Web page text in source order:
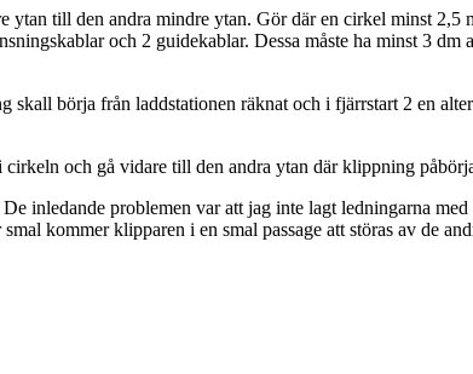
till den andra mindre ytan. Gör där en cirkel minst 2,5
och 2 guidekablar. Dessa måste ha minst 3
börja från laddstationen räknat och i fjärrstart 2 en
och gå vidare till den andra ytan där klippning
inledande problemen var att jag inte lagt ledningarna
kommer klipparen i en smal passage att störas av de